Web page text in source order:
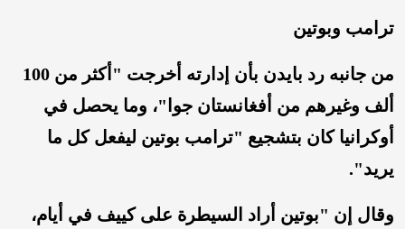
ترامب وبوتين
من جانبه رد بايدن بأن إدارته أخرجت "أكثر من 100
ألف وغيرهم من أفغانستان جوا"، وما يحصل في
أوكرانيا كان بتشجيع "ترامب بوتين ليفعل كل ما
يريد".
وقال إن "بوتين أراد السيطرة على كييف في أيام،